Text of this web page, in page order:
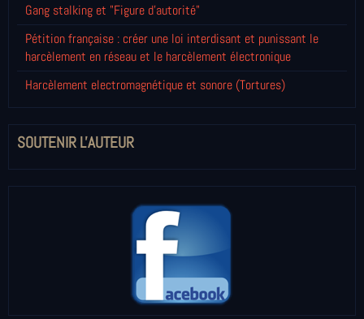
Gang stalking et "Figure d'autorité"
Pétition française : créer une loi interdisant et punissant le
harcèlement en réseau et le harcèlement électronique
Harcèlement electromagnétique et sonore (Tortures)
SOUTENIR L'AUTEUR